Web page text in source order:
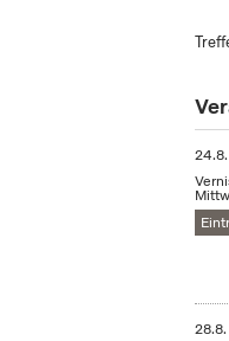
24.8.
28.8.